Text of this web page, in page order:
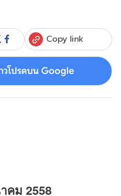
Copy link
วโปรดบน Google
คม 2558